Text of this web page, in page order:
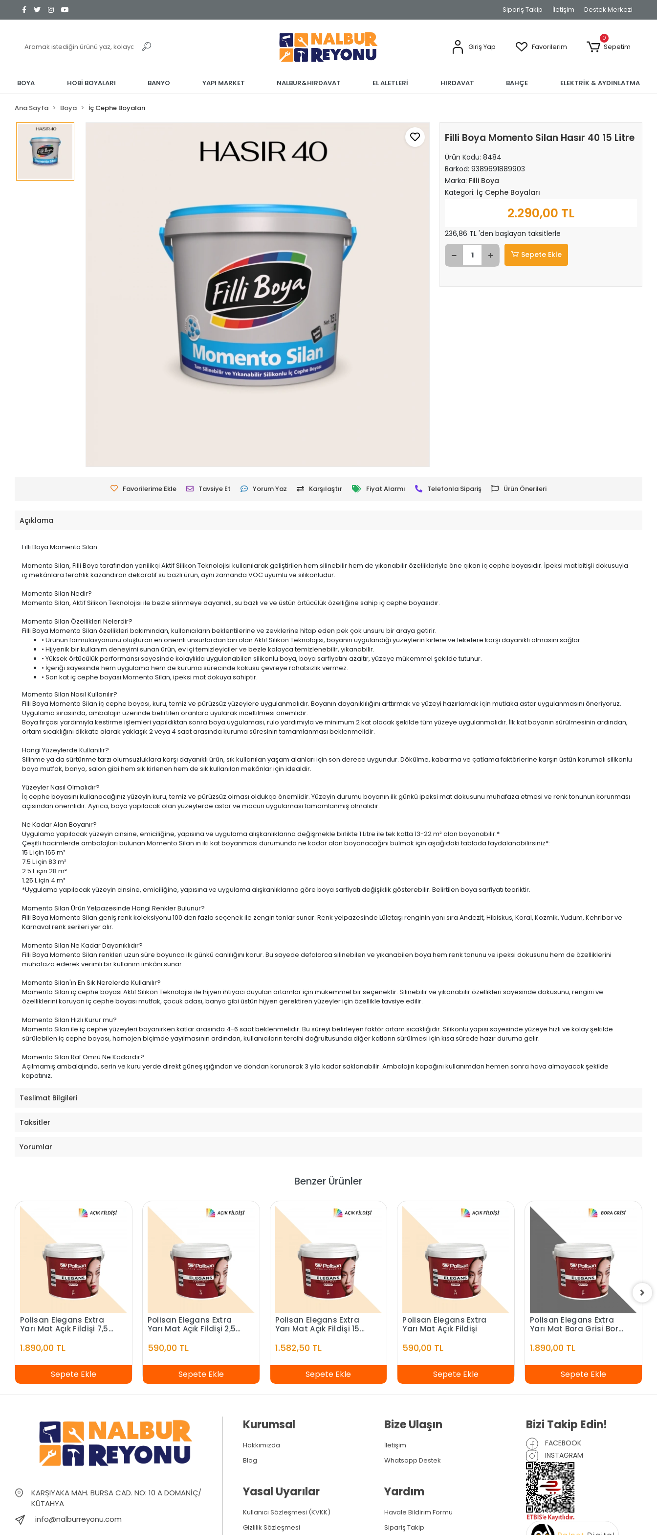
Sipariş Takip İletişim Destek Merkezi
Giriş Yap Favorilerim
0
Sepetim
BOYA HOBİ BOYALARI BANYO YAPI MARKET NALBUR&HIRDAVAT EL ALETLERİ HIRDAVAT BAHÇE ELEKTRİK & AYDINLATMA
Ana Sayfa Boya İç Cephe Boyaları
Filli Boya Momento Silan Hasır 40 15 Litre
Ürün Kodu:8484
Barkod:9389691889903
Marka: Filli Boya
Kategori: İç Cephe Boyaları
2.290,00 TL
236,86 TL 'den başlayan taksitlerle
Sepete Ekle
Favorilerime Ekle Tavsiye Et Yorum Yaz Karşılaştır Fiyat Alarmı Telefonla Sipariş Ürün Önerileri
Açıklama
Filli Boya Momento Silan
Momento Silan, Filli Boya tarafından yenilikçi Aktif Silikon Teknolojisi kullanılarak geliştirilen hem silinebilir hem de yıkanabilir özellikleriyle öne çıkan iç cephe boyasıdır. İpeksi mat bitişli dokusuyla
iç mekânlara ferahlık kazandıran dekoratif su bazlı ürün, aynı zamanda VOC uyumlu ve silikonludur.
Momento Silan Nedir?
Momento Silan, Aktif Silikon Teknolojisi ile bezle silinmeye dayanıklı, su bazlı ve ve üstün örtücülük özelliğine sahip iç cephe boyasıdır.
Momento Silan Özellikleri Nelerdir?
Filli Boya Momento Silan özellikleri bakımından, kullanıcıların beklentilerine ve zevklerine hitap eden pek çok unsuru bir araya getirir.
• Ürünün formülasyonunu oluşturan en önemli unsurlardan biri olan Aktif Silikon Teknolojisi, boyanın uygulandığı yüzeylerin kirlere ve lekelere karşı dayanıklı olmasını sağlar.
• Hijyenik bir kullanım deneyimi sunan ürün, ev içi temizleyiciler ve bezle kolayca temizlenebilir, yıkanabilir.
• Yüksek örtücülük performansı sayesinde kolaylıkla uygulanabilen silikonlu boya, boya sarfiyatını azaltır, yüzeye mükemmel şekilde tutunur.
• İçeriği sayesinde hem uygulama hem de kuruma sürecinde kokusu çevreye rahatsızlık vermez.
• Son kat iç cephe boyası Momento Silan, ipeksi mat dokuya sahiptir.
Momento Silan Nasıl Kullanılır?
Filli Boya Momento Silan iç cephe boyası, kuru, temiz ve pürüzsüz yüzeylere uygulanmalıdır. Boyanın dayanıklılığını arttırmak ve yüzeyi hazırlamak için mutlaka astar uygulanmasını öneriyoruz.
Uygulama sırasında, ambalajın üzerinde belirtilen oranlara uyularak inceltilmesi önemlidir.
Boya fırçası yardımıyla kestirme işlemleri yapıldıktan sonra boya uygulaması, rulo yardımıyla ve minimum 2 kat olacak şekilde tüm yüzeye uygulanmalıdır. İlk kat boyanın sürülmesinin ardından,
ortam sıcaklığını dikkate alarak yaklaşık 2 veya 4 saat arasında kuruma süresinin tamamlanması beklenmelidir.
Hangi Yüzeylerde Kullanılır?
Silinme ya da sürtünme tarzı olumsuzluklara karşı dayanıklı ürün, sık kullanılan yaşam alanları için son derece uygundur. Dökülme, kabarma ve çatlama faktörlerine karşın üstün korumalı silikonlu
boya mutfak, banyo, salon gibi hem sık kirlenen hem de sık kullanılan mekânlar için idealdir.
Yüzeyler Nasıl Olmalıdır?
İç cephe boyasını kullanacağınız yüzeyin kuru, temiz ve pürüzsüz olması oldukça önemlidir. Yüzeyin durumu boyanın ilk günkü ipeksi mat dokusunu muhafaza etmesi ve renk tonunun korunması
açısından önemlidir. Ayrıca, boya yapılacak olan yüzeylerde astar ve macun uygulaması tamamlanmış olmalıdır.
Ne Kadar Alan Boyanır?
Uygulama yapılacak yüzeyin cinsine, emiciliğine, yapısına ve uygulama alışkanlıklarına değişmekle birlikte 1 Litre ile tek katta 13-22 m² alan boyanabilir.*
Çeşitli hacimlerde ambalajları bulunan Momento Silan ın iki kat boyanması durumunda ne kadar alan boyanacağını bulmak için aşağıdaki tabloda faydalanabilirsiniz*:
15 Liçin 165 m²
7.5 Liçin 83 m²
2.5 Liçin 28 m²
1.25 Liçin 4 m²
*Uygulama yapılacak yüzeyin cinsine, emiciliğine, yapısına ve uygulama alışkanlıklarına göre boya sarfiyatı değişiklik gösterebilir. Belirtilen boya sarfiyatı teoriktir.
Momento Silan Ürün Yelpazesinde Hangi Renkler Bulunur?
Filli Boya Momento Silan geniş renk koleksiyonu 100 den fazla seçenek ile zengin tonlar sunar. Renk yelpazesinde Lületaşı renginin yanı sıra Andezit, Hibiskus, Koral, Kozmik, Yudum, Kehribar ve
Karnaval renk serileri yer alır.
Momento Silan Ne Kadar Dayanıklıdır?
Filli Boya Momento Silan renkleri uzun süre boyunca ilk günkü canlılığını korur. Bu sayede defalarca silinebilen ve yıkanabilen boya hem renk tonunu ve ipeksi dokusunu hem de özelliklerini
muhafaza ederek verimli bir kullanım imkânı sunar.
Momento Silan'ın En Sık Nerelerde Kullanılır?
Momento Silan iç cephe boyası Aktif Silikon Teknolojisi ile hijyen ihtiyacı duyulan ortamlar için mükemmel bir seçenektir. Silinebilir ve yıkanabilir özellikleri sayesinde dokusunu, rengini ve
özelliklerini koruyan iç cephe boyası mutfak, çocuk odası, banyo gibi üstün hijyen gerektiren yüzeyler için özellikle tavsiye edilir.
Momento Silan Hızlı Kurur mu?
Momento Silan ile iç cephe yüzeyleri boyanırken katlar arasında 4-6 saat beklenmelidir. Bu süreyi belirleyen faktör ortam sıcaklığıdır. Silikonlu yapısı sayesinde yüzeye hızlı ve kolay şekilde
sürülebilen iç cephe boyası, homojen biçimde yayılmasının ardından, kullanıcıların tercihi doğrultusunda diğer katların sürülmesi için kısa sürede hazır duruma gelir.
Momento Silan Raf Ömrü Ne Kadardır?
Açılmamış ambalajında, serin ve kuru yerde direkt güneş ışığından ve dondan korunarak 3 yıla kadar saklanabilir. Ambalajın kapağını kullanımdan hemen sonra hava almayacak şekilde
kapatınız.
Teslimat Bilgileri
Taksitler
Yorumlar
Benzer Ürünler
Polisan Elegans Extra
Yarı Mat Açık Fildişi 7,5
1.890,00 TL
Sepete Ekle
Polisan Elegans Extra
Yarı Mat Açık Fildişi 2,5
590,00 TL
Sepete Ekle
Polisan Elegans Extra
Yarı Mat Açık Fildişi 15
1.582,50 TL
Sepete Ekle
Polisan Elegans Extra
Yarı Mat Açık Fildişi
590,00 TL
Sepete Ekle
Polisan Elegans Extra
Yarı Mat Bora Grisi Bora
1.890,00 TL
Sepete Ekle
KARŞIYAKA MAH. BURSA CAD. NO: 10 A DOMANİÇ/
KÜTAHYA
info@nalburreyonu.com
Kurumsal
Hakkımızda
Blog
Yasal Uyarılar
Kullanıcı Sözleşmesi (KVKK)
Gizlilik Sözleşmesi
Bize Ulaşın
İletişim
Whatsapp Destek
Yardım
Havale Bildirim Formu
Sipariş Takip
Bizi Takip Edin!
FACEBOOK
INSTAGRAM